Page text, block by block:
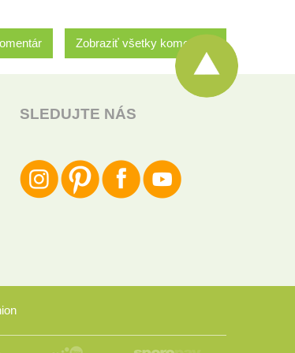
Zobraziť všetky komentáre
SLEDUJTE NÁS